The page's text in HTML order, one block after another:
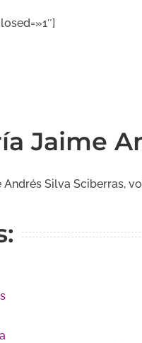
Jaime
Silva Sciberras,